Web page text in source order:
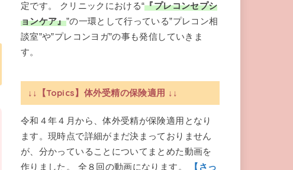
定です。 クリニックにおける“『プレコンセプシ
ョンケア』”の一環として行っている”プレコン相
談室”や”プレコンヨガ”の事も発信していきま
す。
↓↓【Topics】体外受精の保険適用 ↓↓
令和４年４月から、体外受精が保険適用となり
ます。現時点で詳細がまだ決まっておりません
が、分かっていることについてまとめた動画を
作りました。 全８回の動画になります。
【さっ